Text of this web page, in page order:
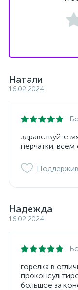
Натали
16.02.2024
здравствуйте
перчатки. всем
Надежда
16.02.2024
горелка в
большое за